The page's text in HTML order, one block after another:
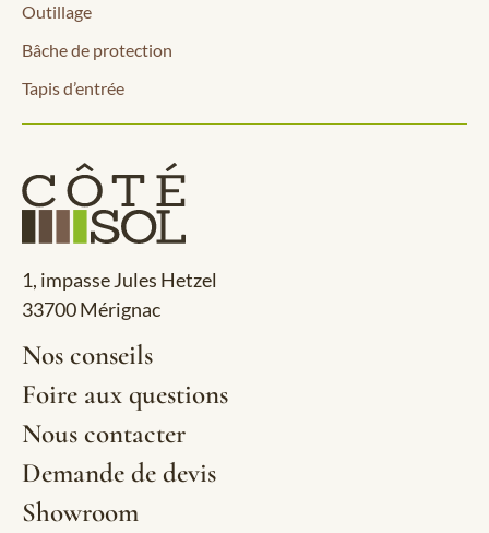
Outillage
Bâche de protection
Tapis d’entrée
1, impasse Jules Hetzel
33700 Mérignac
Nos conseils
Foire aux questions
Nous contacter
Demande de devis
Showroom